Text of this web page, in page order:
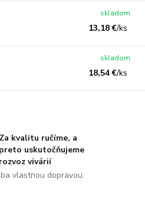
13,18 €/ks
skladom
18,54 €/ks
skladom
Za kvalitu ručíme, a
preto uskutočňujeme
rozvoz vivárií
iba vlastnou dopravou.